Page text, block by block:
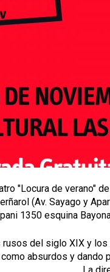
"Locura de verano" de
(Av. Sayago y
1350 esquina
del siglo XIX y los
absurdos y dando